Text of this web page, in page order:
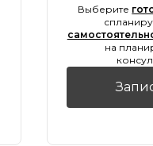
Выберите
на